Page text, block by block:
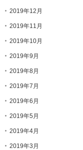
2019年12月
2019年11月
2019年10月
2019年9月
2019年8月
2019年7月
2019年6月
2019年5月
2019年4月
2019年3月